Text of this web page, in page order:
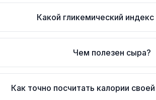
Какой гликемический
Чем полезен сыра?
Как точно посчитать калории